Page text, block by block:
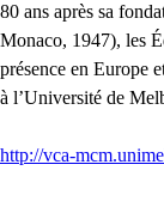
80 ans après sa
Monaco, 1947), les
présence en Europe
à l’Université de
http://vca-